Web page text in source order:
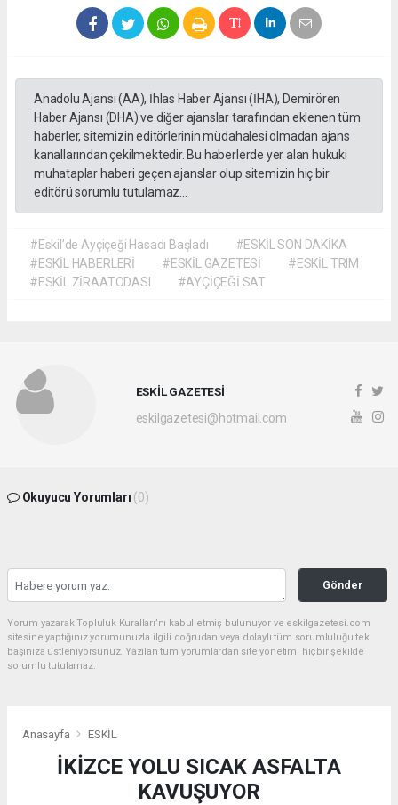
Anadolu Ajansı (AA), İhlas Haber Ajansı (İHA), Demirören
Haber Ajansı (DHA) ve diğer ajanslar tarafından eklenen tüm
haberler, sitemizin editörlerinin müdahalesi olmadan ajans
kanallarından çekilmektedir. Bu haberlerde yer alan hukuki
muhataplar haberi geçen ajanslar olup sitemizin hiç bir
editörü sorumlu tutulamaz...
#Eskil’de Ayçiçeği Hasadı Başladı
#ESKİL SON DAKİKA
#ESKİL HABERLERİ
#ESKİL GAZETESİ
#ESKİL TRIM
#ESKİL ZİRAATODASI
#AYÇİÇEĞİ SAT
ESKİL GAZETESİ
eskilgazetesi@hotmail.com
Okuyucu Yorumları (0)
Gönder
Yorum yazarak Topluluk Kuralları’nı kabul etmiş bulunuyor ve eskilgazetesi.com
sitesine yaptığınız yorumunuzla ilgili doğrudan veya dolaylı tüm sorumluluğu tek
başınıza üstleniyorsunuz. Yazılan tüm yorumlardan site yönetimi hiçbir şekilde
sorumlu tutulamaz.
Anasayfa ESKİL
İKİZCE YOLU SICAK ASFALTA
KAVUŞUYOR